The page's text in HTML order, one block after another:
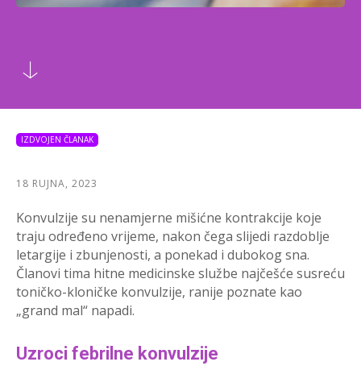
IZDVOJEN ČLANAK
18 RUJNA, 2023
Konvulzije su nenamjerne mišićne kontrakcije koje
traju određeno vrijeme, nakon čega slijedi razdoblje
letargije i zbunjenosti, a ponekad i dubokog sna.
Članovi tima hitne medicinske službe najčešće susreću
toničko-kloničke konvulzije, ranije poznate kao
„grand mal“ napadi.
Uzroci febrilne konvulzije